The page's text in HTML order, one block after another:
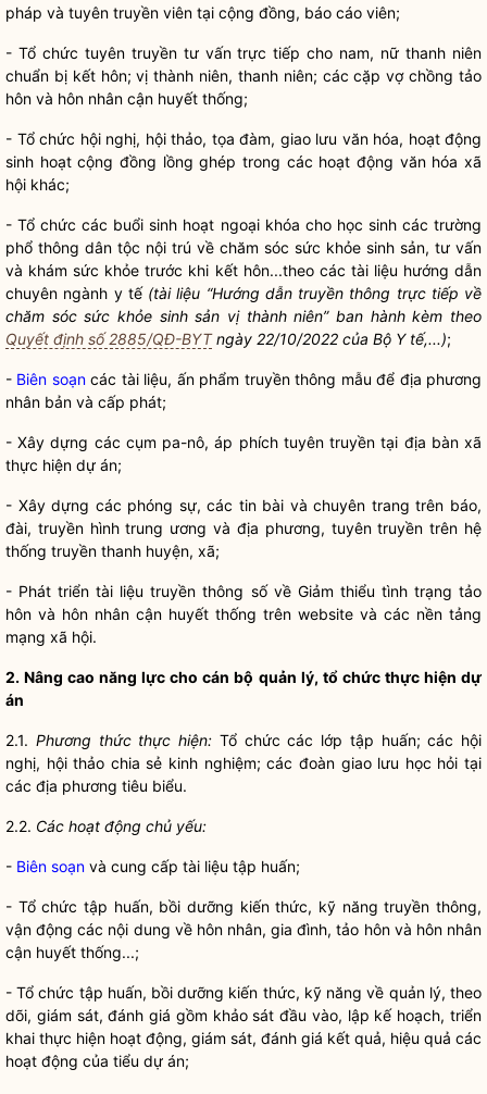
pháp và tuyên truyền viên tại cộng đồng, báo cáo viên;
- Tổ chức tuyên truyền tư vấn trực tiếp cho nam, nữ thanh niên
chuẩn bị kết hôn; vị thành niên, thanh niên; các cặp vợ chồng tảo
hôn và hôn nhân cận huyết thống;
- Tổ chức hội nghị, hội thảo, tọa đàm, giao lưu văn hóa, hoạt động
sinh hoạt cộng đồng lồng ghép trong các hoạt động văn hóa xã
hội khác;
- Tổ chức các buổi sinh hoạt ngoại khóa cho học sinh các trường
phổ thông dân tộc nội trú về chăm sóc sức khỏe sinh sản, tư vấn
và khám sức khỏe trước khi kết hôn...theo các tài liệu hướng dẫn
chuyên ngành y tế (tài liệu “Hướng dẫn truyền thông trực tiếp về
chăm sóc sức khỏe sinh sản vị thành niên” ban hành kèm theo
Quyết định số 2885/QĐ-BYTngày 22/10/2022 của Bộ Y tế,...);
- Biên soạncác tài liệu, ấn phẩm truyền thông mẫu để địa phương
nhân bản và cấp phát;
- Xây dựng các cụm pa-nô, áp phích tuyên truyền tại địa bànxã
thực hiện dự án;
- Xây dựng các phóng sự, các tin bài và chuyên trang trên báo,
đài, truyền hình trung ương và địa phương, tuyên truyền trên hệ
thống truyền thanh huyện, xã;
- Phát triển tài liệu truyền thông số về Giảm thiểu tình trạng tảo
hôn và hôn nhân cận huyết thống trên website và các nền tảng
mạng xã hội.
2. Nâng cao năng lực cho cán bộ quản lý, tổ chức thực hiện dự
án
2.1. Phương thức thực hiện: Tổ chức các lớp tập huấn; các hội
nghị, hội thảo chia sẻ kinh nghiệm; các đoàn giao lưu học hỏi tại
các địa phương tiêu biểu.
2.2. Các hoạt động chủ yếu:
- Biên soạn và cung cấp tài liệu tập huấn;
- Tổ chức tập huấn, bồi dưỡng kiến thức, kỹ năng truyền thông,
vận động các nội dung về hôn nhân, gia đình, tảo hôn và hôn nhân
cận huyết thống...;
- Tổ chức tập huấn, bồi dưỡng kiến thức, kỹ năng về quản lý, theo
dõi, giám sát, đánh giá gồm khảo sát đầu vào, lập kế hoạch, triển
khai thực hiện hoạt động, giám sát, đánh giá kết quả, hiệu quả các
hoạt động của tiểu dự án;